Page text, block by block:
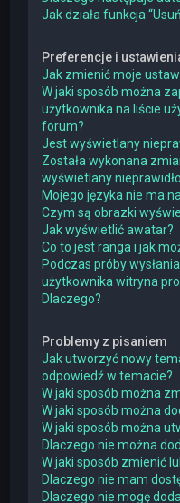
Jak działa funkcja
Preferencje i
Jak zmienić moje
W jaki sposób można
użytkownika na liście
forum?
Jest wyświetlany
Została wykonana
wyświetlany
Mojego języka nie ma
Czym są obrazki
Jak wyświetlić awatar?
Co to jest ranga i jak
Podczas próby
użytkownika witryna
Dlaczego?
Problemy z pisaniem
Jak utworzyć nowy
odpowiedź w temacie?
W jaki sposób można
W jaki sposób można
W jaki sposób można
Dlaczego nie można
W jaki sposób zmienić
Dlaczego nie mam
Dlaczego nie mogę